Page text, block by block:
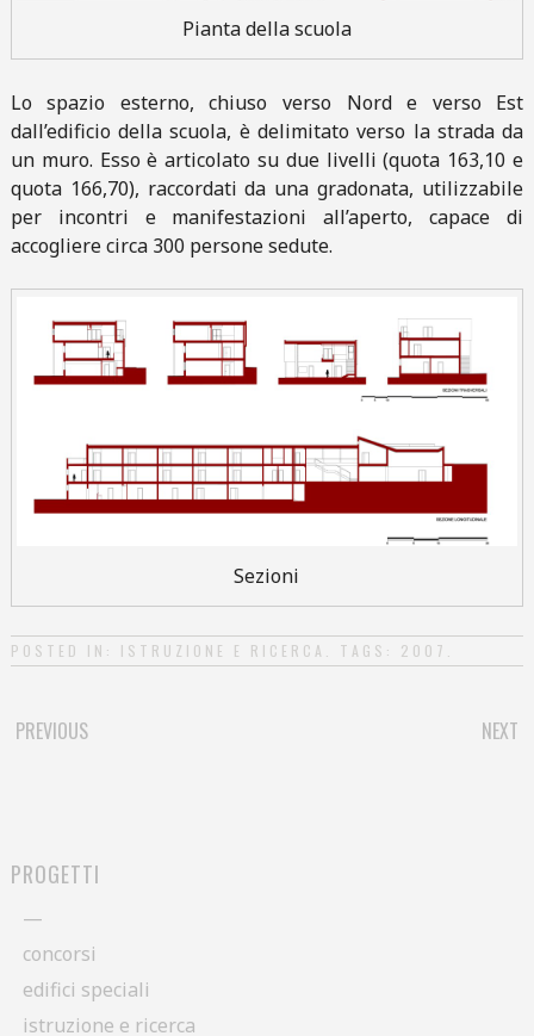
Pianta della scuola
Lo spazio esterno, chiuso verso Nord e verso Est
dall’edificio della scuola, è delimitato verso la strada da
un muro. Esso è articolato su due livelli (quota 163,10 e
quota 166,70), raccordati da una gradonata, utilizzabile
per incontri e manifestazioni all’aperto, capace di
accogliere circa 300 persone sedute.
Sezioni
POSTED IN: ISTRUZIONE E RICERCA . TAGS: 2007
PREVIOUS NEXT
PROGETTI
—
concorsi
edifici speciali
istruzione e ricerca